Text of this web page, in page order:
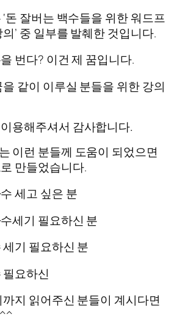
돈 잘버는 백수들을 위한 워드프
’ 중 일부를 발췌한 것입니다.
번다? 이건 제 꿈입니다.
같이 이루실 분들을 위한 강의
용해주셔서 감사합니다.
이런 분들께 도움이 되었으면
만들었습니다.
세고 싶은 분
세기 필요하신 분
기 필요하신 분
요하신
지 읽어주신 분들이 계시다면